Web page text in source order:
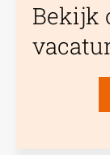
Bekijk